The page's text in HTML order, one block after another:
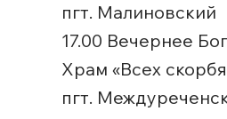
пгт. Малиновский
17.00 Вечернее
Храм «Всех
пгт.